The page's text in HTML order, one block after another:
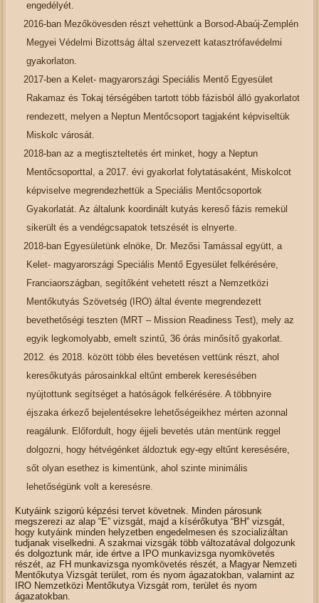
engedélyét.
2016-ban Mezőkövesden részt vehettünk a Borsod-Abaúj-Zemplén
Megyei Védelmi Bizottság által szervezett katasztrófavédelmi
gyakorlaton.
2017-ben a Kelet- magyarországi Speciális Mentő Egyesület
Rakamaz és Tokaj térségében tartott több fázisból álló gyakorlatot
rendezett, melyen a Neptun Mentőcsoport tagjaként képviseltük
Miskolc városát.
2018-ban az a megtiszteltetés ért minket, hogy a Neptun
Mentőcsoporttal, a 2017. évi gyakorlat folytatásaként, Miskolcot
képviselve megrendezhettük a Speciális Mentőcsoportok
Gyakorlatát. Az általunk koordinált kutyás kereső fázis remekül
sikerült és a vendégcsapatok tetszését is elnyerte.
2018-ban Egyesületünk elnöke, Dr. Mezősi Tamással együtt, a
Kelet- magyarországi Speciális Mentő Egyesület felkérésére,
Franciaországban, segítőként vehetett részt a Nemzetközi
Mentőkutyás Szövetség (IRO) által évente megrendezett
bevethetőségi teszten (MRT – Mission Readiness Test), mely az
egyik legkomolyabb, emelt szintű, 36 órás minősítő gyakorlat.
2012. és 2018. között több éles bevetésen vettünk részt, ahol
keresőkutyás párosainkkal eltűnt emberek keresésében
nyújtottunk segítséget a hatóságok felkérésére. A többnyire
éjszaka érkező bejelentésekre lehetőségeikhez mérten azonnal
reagálunk. Előfordult, hogy éjjeli bevetés után mentünk reggel
dolgozni, hogy hétvégénket áldoztuk egy-egy eltűnt keresésére,
sőt olyan esethez is kimentünk, ahol szinte minimális
lehetőségünk volt a keresésre.
Kutyáink szigorú képzési tervet követnek. Minden párosunk
megszerezi az alap “E” vizsgát, majd a kísérőkutya “BH” vizsgát,
hogy kutyáink minden helyzetben engedelmesen és szocializáltan
tudjanak viselkedni. A szakmai vizsgák több változatával dolgozunk
és dolgoztunk már, ide értve a IPO munkavizsga nyomkövetés
részét, az FH munkavizsga nyomkövetés részét, a Magyar Nemzeti
Mentőkutya Vizsgát terület, rom és nyom ágazatokban, valamint az
IRO Nemzetközi Mentőkutya Vizsgát rom, terület és nyom
ágazatokban.